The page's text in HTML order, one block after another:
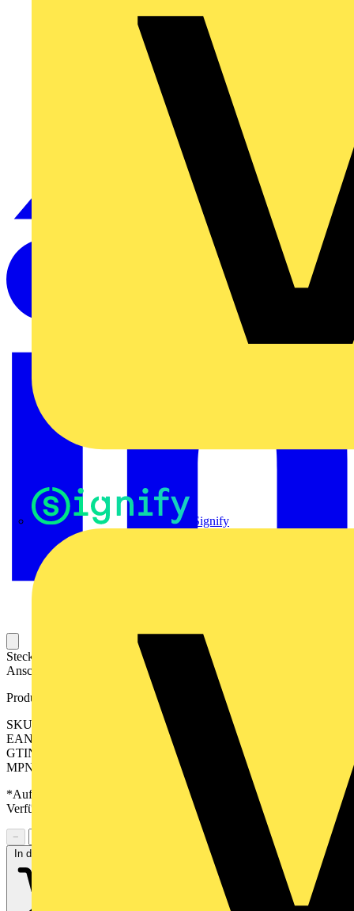
Signify
Steckbarer Leiterplatten-Anschluss mit innovatiever
Anschlusstechnologie für eine sichere und intuitive Handhabung.
Produktkennzeichen
SKU: 2529450000
EAN: 04050118539721
GTIN: 04050118539721
MPN: SV-SMT 7.62HP/04/270MF4 SC/4 2.6SN BX
*Auf Anfrage verfügbar - bitte in den Warenkorb legen, um
Verfügbarkeit zu prüfen
−
In den Warenkorb